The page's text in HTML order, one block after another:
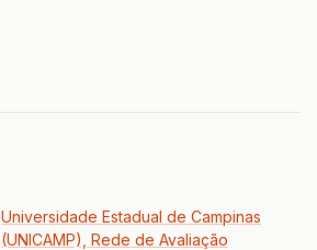
Universidade Estadual de Campinas
(UNICAMP), Rede de Avaliação